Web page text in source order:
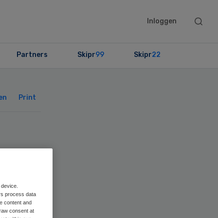
Inloggen
Search
Partners Skipr99 Skipr22
Print
process data
content and
consent at